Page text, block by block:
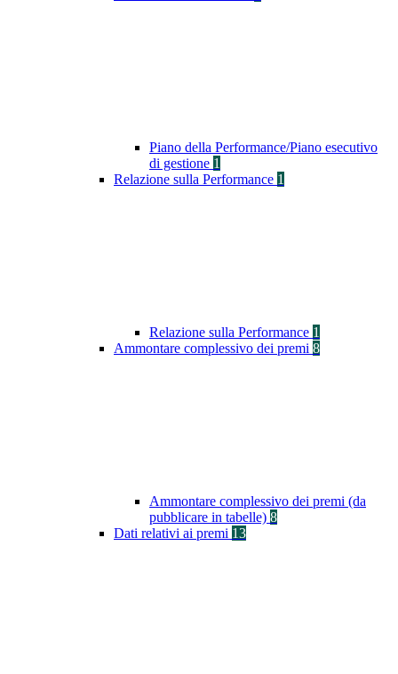
Piano della Performance/Piano esecutivo
di gestione 1
Relazione sulla Performance 1
Relazione sulla Performance 1
Ammontare complessivo dei premi 8
Ammontare complessivo dei premi (da
pubblicare in tabelle) 8
Dati relativi ai premi 13